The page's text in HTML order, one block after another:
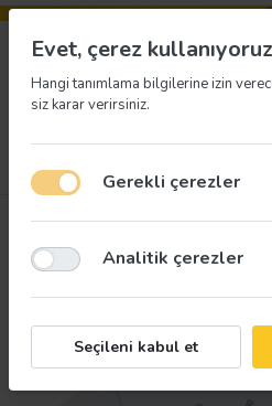
Evet, çerez kullanıyoruz
Hangi tanımlama bilgilerine izin
siz karar verirsiniz.
Gerekli çerezler
Analitik çerezler
Seçileni kabul et